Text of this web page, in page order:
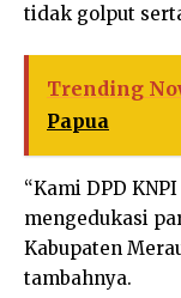
tidak golput
Trending
Papua
“Kami DPD
mengedukasi
Kabupaten
tambahnya.